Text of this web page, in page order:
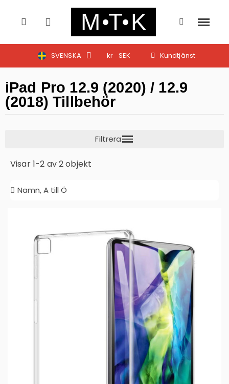
SVENSKA kr SEK Kundtjänst
iPad Pro 12.9 (2020) / 12.9
(2018) Tillbehör
Visar 1-2 av 2 objekt